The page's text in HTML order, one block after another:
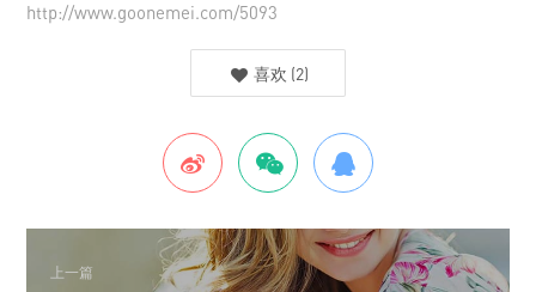
http://www.goonemei.com/5093
喜欢 (2)
上一篇